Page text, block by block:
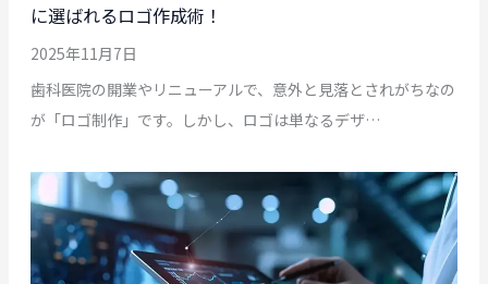
に選ばれるロゴ作成術！
2025年11月7日
歯科医院の開業やリニューアルで、意外と見落とされがちなの
が「ロゴ制作」です。しかし、ロゴは単なるデザ…